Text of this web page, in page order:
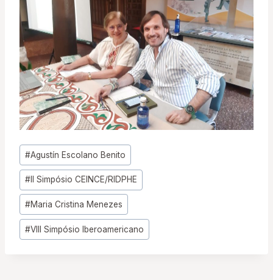
Tags
do
Post:
#Agustín Escolano Benito
# II Simpósio CEINCE/RIDPHE
#Maria Cristina Menezes
#VIII Simpósio Iberoamericano